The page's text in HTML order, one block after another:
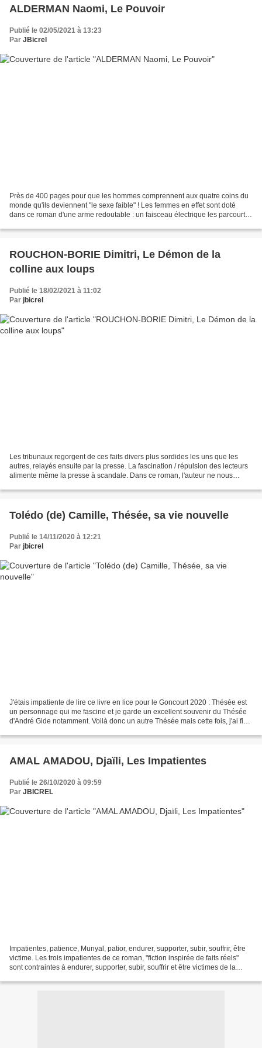
ALDERMAN Naomi, Le Pouvoir
Publié le 02/05/2021 à 13:23
Par JBicrel
Près de 400 pages pour que les hommes comprennent aux quatre coins du
monde qu'ils deviennent "le sexe faible" ! Les femmes en effet sont doté
dans ce roman d'une arme redoutable : un faisceau électrique les parcourt si
ROUCHON-BORIE Dimitri, Le Démon de la
colline aux loups
Publié le 18/02/2021 à 11:02
Par jbicrel
Les tribunaux regorgent de ces faits divers plus sordides les uns que les
autres, relayés ensuite par la presse. La fascination / répulsion des lecteurs
alimente même la presse à scandale. Dans ce roman, l'auteur ne nous
Tolédo (de) Camille, Thésée, sa vie nouvelle
Publié le 14/11/2020 à 12:21
Par jbicrel
J'étais impatiente de lire ce livre en lice pour le Goncourt 2020 : Thésée est
un personnage qui me fascine et je garde un excellent souvenir du Thésée
d'André Gide notamment. Voilà donc un autre Thésée mais cette fois, j'ai fini
AMAL AMADOU, Djaïli, Les Impatientes
Publié le 26/10/2020 à 09:59
Par JBICREL
Impatientes, patience, Munyal, patior, endurer, supporter, subir, souffrir, être
victime. Les trois impatientes de ce roman, "fiction inspirée de faits réels"
sont contraintes à endurer, supporter, subir, souffrir et être victimes de la